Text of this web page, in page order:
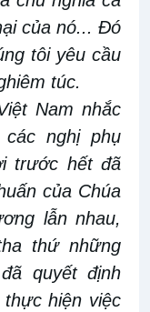
của nó... Đó
tôi yêu cầu
túc.
Nam nhắc
nghị phụ
trước hết đã
của Chúa
lẫn nhau,
thứ những
quyết định
thực hiện việc